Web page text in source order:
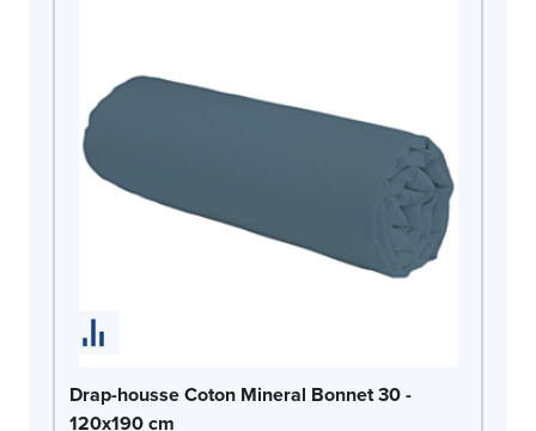
Drap-housse Coton Mineral Bonnet 30 -
120x190 cm